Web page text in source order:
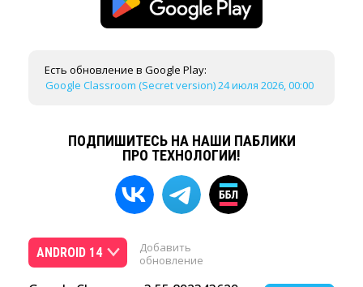
Есть обновление в Google Play:
Google Classroom (Secret version) 24 июля 2026, 00:00
ПОДПИШИТЕСЬ НА НАШИ ПАБЛИКИ
ПРО ТЕХНОЛОГИИ!
ANDROID 14
Добавить
обновление